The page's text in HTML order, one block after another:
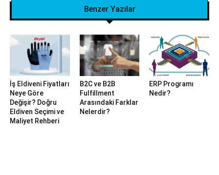
Benzer Yazılar
İş Eldiveni Fiyatları
Neye Göre
Değişir? Doğru
Eldiven Seçimi ve
Maliyet Rehberi
B2C ve B2B
Fulfillment
Arasındaki Farklar
Nelerdir?
ERP Programı
Nedir?